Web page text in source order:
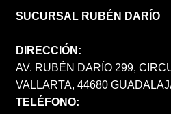
SUCURSAL RUBÉN DARÍO
DIRECCIÓN:
AV. RUBÉN DARÍO 299,
VALLARTA, 44680
TELÉFONO: